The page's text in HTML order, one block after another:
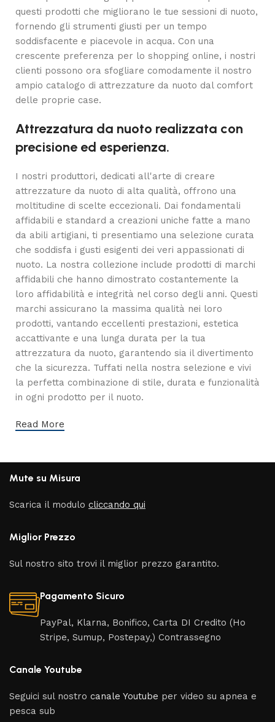
questi prodotti che migliorano le tue sessioni di nuoto,
fornendo gli strumenti giusti per un tempo
soddisfacente e piacevole in acqua. Con una
crescente preferenza per lo shopping online, i nostri
clienti possono ora sfogliare comodamente il nostro
ampio catalogo di attrezzature da nuoto dal comfort
delle proprie case.
Attrezzatura da nuoto realizzata con
precisione ed esperienza.
I nostri produttori, dedicati all'arte di creare
attrezzature da nuoto di alta qualità, offrono una
moltitudine di scelte eccezionali. Dai fondamentali
affidabili e standard a creazioni uniche fatte a mano
da abili artigiani, ti presentiamo una selezione curata
che soddisfa i gusti esigenti dei veri appassionati di
nuoto. La nostra collezione include prodotti di marchi
affidabili che hanno dimostrato costantemente la
loro affidabilità e integrità nel corso degli anni. Questi
marchi assicurano la massima qualità nei loro
prodotti, vantando eccellenti prestazioni, estetica
accattivante e una lunga durata per la tua
attrezzatura da nuoto, garantendo sia il divertimento
che la sicurezza. Tuffati nella nostra selezione e vivi
la perfetta combinazione di stile, durata e funzionalità
in ogni prodotto per il nuoto.
Read More
Mute su Misura
Scarica il modulocliccando qui
Miglior Prezzo
Sul nostro sito trovi il miglior prezzo garantito.
Pagamento Sicuro
PayPal, Klarna, Bonifico, Carta DI Credito (Ho
Stripe, Sumup, Postepay,) Contrassegno
Canale Youtube
Seguici sul nostrocanale Youtube per video su apnea e
pesca sub